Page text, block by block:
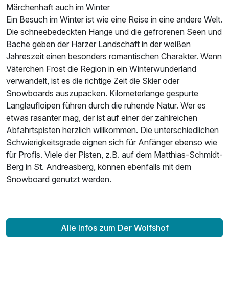
Märchenhaft auch im Winter
Ein Besuch im Winter ist wie eine Reise in eine andere Welt.
Die schneebedeckten Hänge und die gefrorenen Seen und
Bäche geben der Harzer Landschaft in der weißen
Jahreszeit einen besonders romantischen Charakter. Wenn
Väterchen Frost die Region in ein Winterwunderland
verwandelt, ist es die richtige Zeit die Skier oder
Snowboards auszupacken. Kilometerlange gespurte
Langlaufloipen führen durch die ruhende Natur. Wer es
etwas rasanter mag, der ist auf einer der zahlreichen
Abfahrtspisten herzlich willkommen. Die unterschiedlichen
Schwierigkeitsgrade eignen sich für Anfänger ebenso wie
für Profis. Viele der Pisten, z.B. auf dem Matthias-Schmidt-
Berg in St. Andreasberg, können ebenfalls mit dem
Snowboard genutzt werden.
Alle Infos zum Der Wolfshof